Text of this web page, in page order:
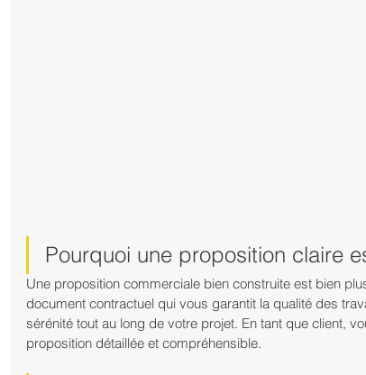
Pourquoi une proposition claire
Une proposition commerciale bien construite est bien
document contractuel qui vous garantit la qualité des
sérénité tout au long de votre projet. En tant que client,
proposition détaillée et compréhensible.